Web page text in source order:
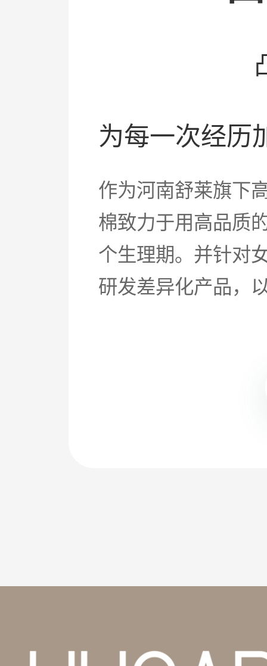
为每一次经历
作为河南舒莱旗下
棉致力于用高品质
个生理期。并针对
研发差异化产品，